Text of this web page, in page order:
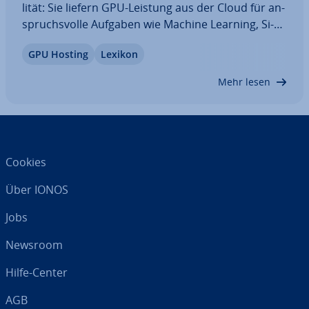
li­tät: Sie liefern GPU-Leistung aus der Cloud für an­
spruchs­vol­le Aufgaben wie Machine Learning, Si­
erklären wir die Grund­la­gen, Leis­tungs­merk­ma­le,
GPU Hosting Lexikon
Mehr lesen
Cookies
Über IONOS
Jobs
Newsroom
Hilfe-Center
AGB